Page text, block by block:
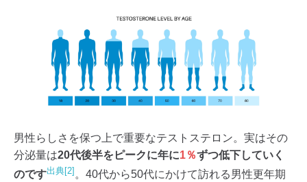
男性らしさを保つ上で重要なテストステロン。実はその
分泌量は20代後半をピークに年に1％ずつ低下していく
のです出典[2] 。40代から50代にかけて訪れる男性更年期